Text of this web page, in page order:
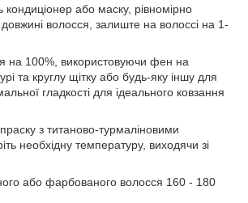
або маску, рівномірно
довжині волосся, залиште на волоссі на 1-
на 100%, використовуючи фен на
та круглу щітку або будь-яку іншу для
гладкості для ідеального ковзання
з титаново-турмаліновими
необхідну температуру, виходячи зі
або фарбованого волосся 160 - 180